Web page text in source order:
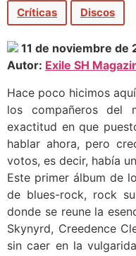
Críticas Discos
11 de noviembre de
Autor: Exile SH
Hace poco hicimos
los compañeros del
exactitud en que
hablar ahora, pero
votos, es decir, había
Este primer álbum de
de blues-rock, rock
donde se reune la
Skynyrd, Creedence
sin caer en la